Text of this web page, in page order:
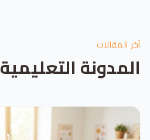
آخر المقالات
المدونة التعليمية